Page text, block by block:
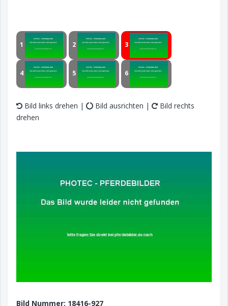
1 2 3
4 5 6
Bild links drehen | Bild ausrichten |
Bild rechts
drehen
Bild Nummer: 18416-927